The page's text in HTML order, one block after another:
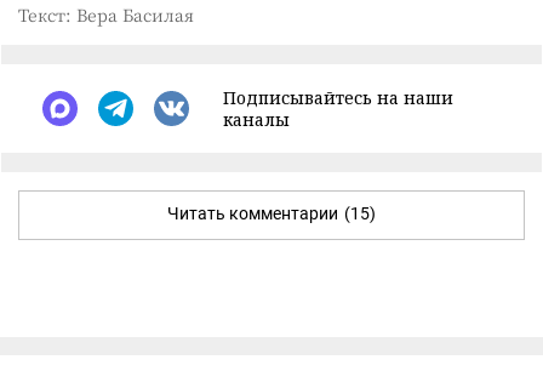
Текст: Вера Басилая
Подписывайтесь на наши
каналы
Читать комментарии (15)